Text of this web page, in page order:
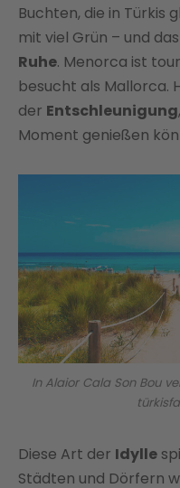
Buchten, die in Türkis
mit viel Grün – und
Ruhe. Menorca ist
besucht als Mallorca.
der Entschleunigung
Moment genießen
In Alaior Cala Son Bou
Diese Art der Idylle
Städten und Dörfern